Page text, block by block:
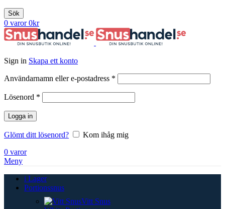
Sök
0 varor 0kr
Sign in Skapa ett konto
Användarnamn eller e-postadress *
Lösenord *
Logga in
Glömt ditt lösenord?
Kom ihåg mig
0 varor
Meny
i Lager
Portionssnus
Vitt Snus